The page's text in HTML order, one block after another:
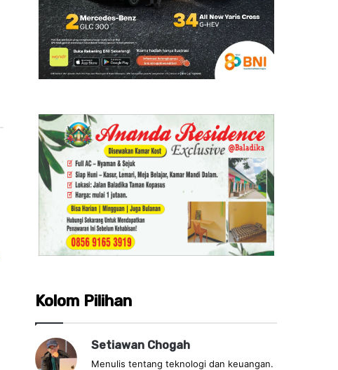
Kolom Pilihan
Setiawan Chogah
Menulis tentang teknologi dan keuangan.